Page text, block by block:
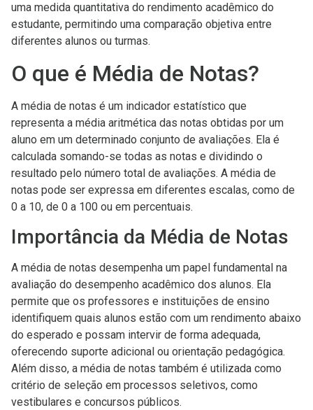
uma medida quantitativa do rendimento acadêmico do
estudante, permitindo uma comparação objetiva entre
diferentes alunos ou turmas.
O que é Média de Notas?
A média de notas é um indicador estatístico que
representa a média aritmética das notas obtidas por um
aluno em um determinado conjunto de avaliações. Ela é
calculada somando-se todas as notas e dividindo o
resultado pelo número total de avaliações. A média de
notas pode ser expressa em diferentes escalas, como de
0 a 10, de 0 a 100 ou em percentuais.
Importância da Média de Notas
A média de notas desempenha um papel fundamental na
avaliação do desempenho acadêmico dos alunos. Ela
permite que os professores e instituições de ensino
identifiquem quais alunos estão com um rendimento abaixo
do esperado e possam intervir de forma adequada,
oferecendo suporte adicional ou orientação pedagógica.
Além disso, a média de notas também é utilizada como
critério de seleção em processos seletivos, como
vestibulares e concursos públicos.